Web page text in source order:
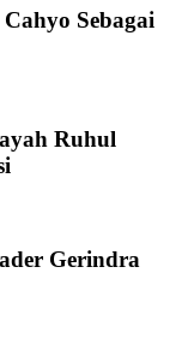
Sebagai
Ruhul
Gerindra